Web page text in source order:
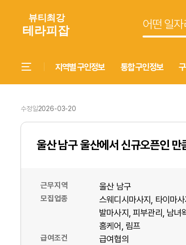
지역별 구인정보 통합 구인정보
수정일2026-03-20
울산 남구 울산에서 신규오픈인
근무지역 울산 남구
모집업종 스웨디시마사지 타이마사
발마사지 피부관리 남녀
홈케어
림프
급여조건 급여협의